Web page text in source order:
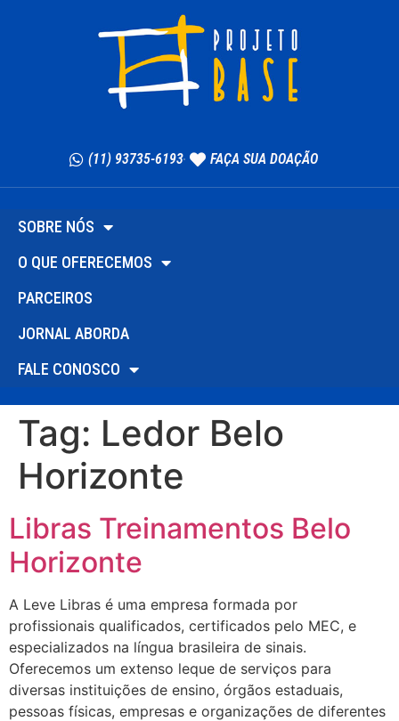
(11) 93735-6193 FAÇA SUA DOAÇÃO
SOBRE NÓS
O QUE OFERECEMOS
PARCEIROS
JORNAL ABORDA
FALE CONOSCO
Tag: Ledor Belo
Horizonte
Libras Treinamentos Belo
Horizonte
A Leve Libras é uma empresa formada por
profissionais qualificados, certificados pelo MEC, e
especializados na língua brasileira de sinais.
Oferecemos um extenso leque de serviços para
diversas instituições de ensino, órgãos estaduais,
pessoas físicas, empresas e organizações de diferentes